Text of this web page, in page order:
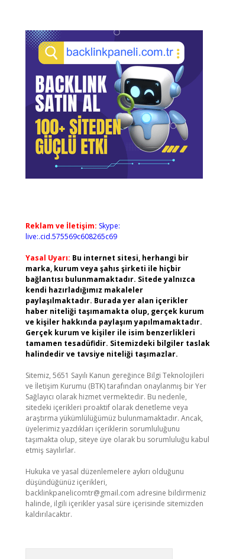
Reklam ve İletişim: Skype:
live:.cid.575569c608265c69
Yasal Uyarı: Bu internet sitesi, herhangi bir
marka, kurum veya şahıs şirketi ile hiçbir
bağlantısı bulunmamaktadır. Sitede yalnızca
kendi hazırladığımız makaleler
paylaşılmaktadır. Burada yer alan içerikler
haber niteliği taşımamakta olup, gerçek kurum
ve kişiler hakkında paylaşım yapılmamaktadır.
Gerçek kurum ve kişiler ile isim benzerlikleri
tamamen tesadüfidir. Sitemizdeki bilgiler taslak
halindedir ve tavsiye niteliği taşımazlar.
Sitemiz, 5651 Sayılı Kanun gereğince Bilgi Teknolojileri
ve İletişim Kurumu (BTK) tarafından onaylanmış bir Yer
Sağlayıcı olarak hizmet vermektedir. Bu nedenle,
sitedeki içerikleri proaktif olarak denetleme veya
araştırma yükümlülüğümüz bulunmamaktadır. Ancak,
üyelerimiz yazdıkları içeriklerin sorumluluğunu
taşımakta olup, siteye üye olarak bu sorumluluğu kabul
etmiş sayılırlar.
Hukuka ve yasal düzenlemelere aykırı olduğunu
düşündüğünüz içerikleri,
backlinkpanelicomtr@gmail.com adresine bildirmeniz
halinde, ilgili içerikler yasal süre içerisinde sitemizden
kaldırılacaktır.